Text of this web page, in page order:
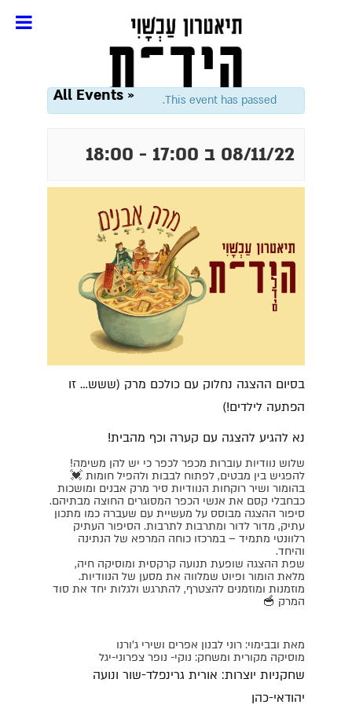
« All Events This event has passed.
08/11/22 ב 17:00 -
18:00
בסיום ההצגה נחלוק עם כולכם מרק (ששש… זו
הפתעה לילדים!)
נא להגיע להצגה עם קערה וכף מהבית!
שלוש נוודיות עוברות מכפר לכפר כי יש להן משימה!
להפגיש בין מבטים, לפתוח לבבות ולהפיל חומות 💓
בהומור ושיר רוקחות הנוודיות סיר מרק אבנים ומושכות
כבחבלי קסם את אנשי הכפר המסוגרים החוצה מבתיהם.
סיפור ההצגה מבוסס על מעשיית עם שעברה כמו מתכון
עתיק, מדור לדור ומתרבות לתרבות. הסיפור העתיק
רלוונטי מתמיד – במרכזו כוחה המרפא של הנתינה
והיחד.
שפת ההצגה שופעת תנועה קרקסית ומוסיקה חיה,
מלאת הומור ופיוט שמלווה את מסען של הנוודיות.
מוזמנות ומוזמנים להצטרף, להתרגש ולגלות יחד את סוד
המרק 🥣
מאת ובבימוי: רוני לבנון אפרים ושירי ג'ורנו
מוסיקה מקורית ומשחק: נוקי- נופר צפרוני-יגל
שחקניות יוצרות: אורית גרינפלד-שור ונועה
יהודאי-כהן